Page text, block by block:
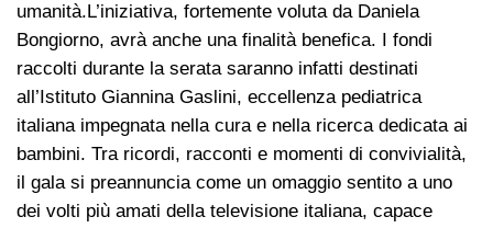
umanità.L’iniziativa, fortemente voluta da Daniela
Bongiorno, avrà anche una finalità benefica. I fondi
raccolti durante la serata saranno infatti destinati
all’Istituto Giannina Gaslini, eccellenza pediatrica
italiana impegnata nella cura e nella ricerca dedicata ai
bambini. Tra ricordi, racconti e momenti di convivialità,
il gala si preannuncia come un omaggio sentito a uno
dei volti più amati della televisione italiana, capace